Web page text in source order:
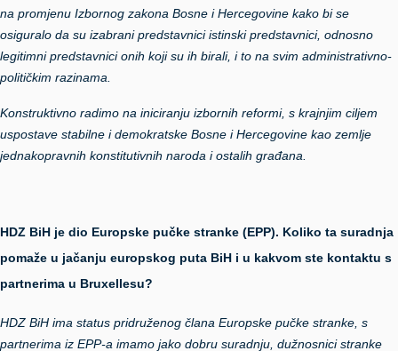
na promjenu Izbornog zakona Bosne i Hercegovine kako bi se
osiguralo da su izabrani predstavnici istinski predstavnici, odnosno
legitimni predstavnici onih koji su ih birali, i to na svim administrativno-
političkim razinama.
Konstruktivno radimo na iniciranju izbornih reformi, s krajnjim ciljem
uspostave stabilne i demokratske Bosne i Hercegovine kao zemlje
jednakopravnih konstitutivnih naroda i ostalih građana.
HDZ BiH je dio Europske pučke stranke (EPP). Koliko ta suradnja
pomaže u jačanju europskog puta BiH i u kakvom ste kontaktu s
partnerima u Bruxellesu?
HDZ BiH ima status pridruženog člana Europske pučke stranke, s
partnerima iz EPP-a imamo jako dobru suradnju, dužnosnici stranke